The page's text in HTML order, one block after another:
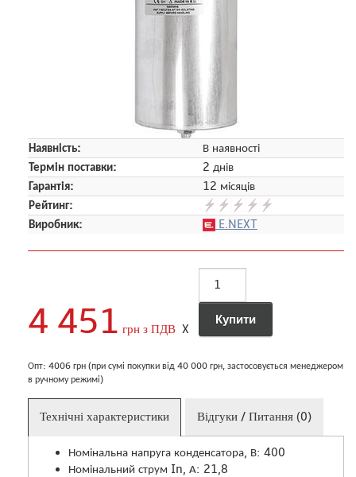
Наявність:
В наявності
Термін поставки:
2 днів
Гарантія:
12 місяців
Рейтинг:
Виробник:
E.NEXT
4 451 грн з ПДВ X
Опт: 4006 грн (при сумі покупки від 40 000 грн, застосовується менеджером
в ручному режимі)
Технічні характеристики Відгуки / Питання (0)
Номінальна напруга конденсатора, В: 400
Номінальний струм In, А: 21,8